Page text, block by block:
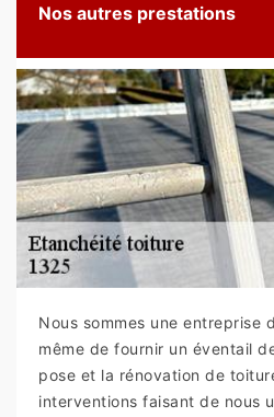
Nos autres prestations
Nous sommes une entreprise
même de fournir un éventail
pose et la rénovation de
interventions faisant de nous